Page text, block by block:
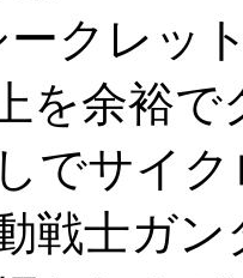
ークレ
を余裕
でサイ
戦士ガ